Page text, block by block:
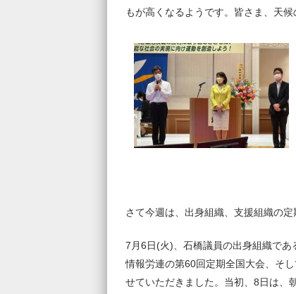
もが高くなるようです。皆さま、天
さて今週は、出身組織、支援組織の
7月6日(火)、石橋議員の出身組織で
情報労連の第60回定期全国大会、そ
せていただきました。当初、8日は、